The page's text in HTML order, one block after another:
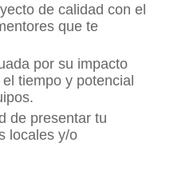
de calidad con el
que te
por su impacto
tiempo y potencial
de presentar tu
locales y/o